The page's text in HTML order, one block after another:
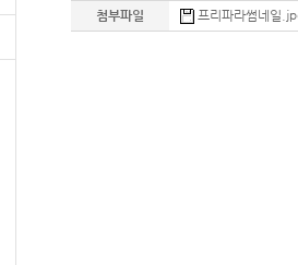
첨부파일
프리파라썸네일